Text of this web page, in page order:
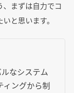
まずは自力でコ
と思います。
なシステム
ィングから制